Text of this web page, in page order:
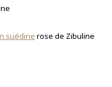
suédine rose de Zibuline